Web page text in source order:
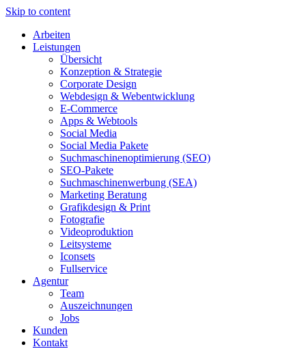
Skip to content
Arbeiten
Leistungen
Übersicht
Konzeption & Strategie
Corporate Design
Webdesign & Webentwicklung
E-Commerce
Apps & Webtools
Social Media
Social Media Pakete
Suchmaschinenoptimierung (SEO)
SEO-Pakete
Suchmaschinenwerbung (SEA)
Marketing Beratung
Grafikdesign & Print
Fotografie
Videoproduktion
Leitsysteme
Iconsets
Fullservice
Agentur
Team
Auszeichnungen
Jobs
Kunden
Kontakt